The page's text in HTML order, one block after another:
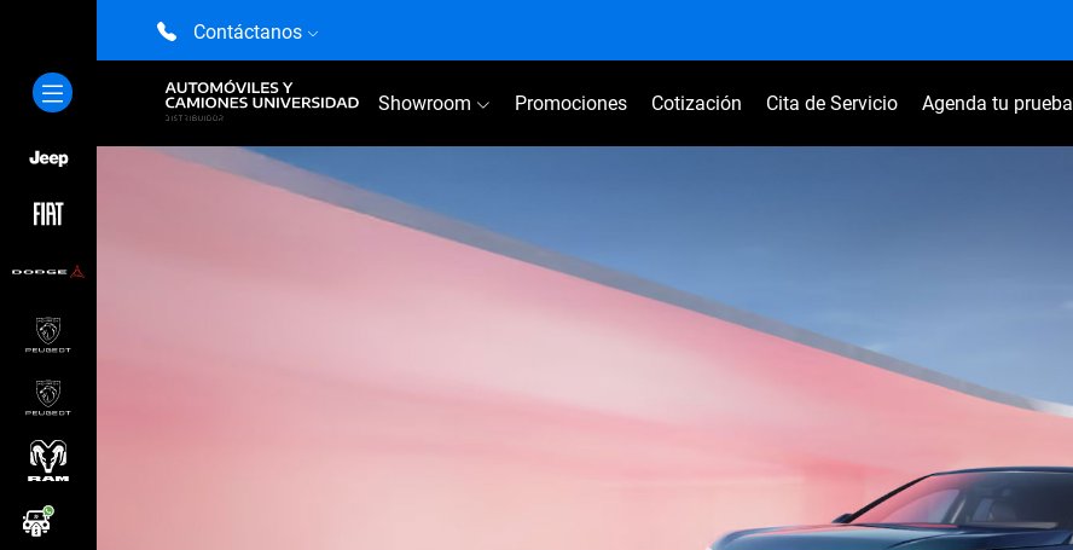
Contáctanos
Showroom Promociones Cotización Cita de Servicio Agenda tu prueba